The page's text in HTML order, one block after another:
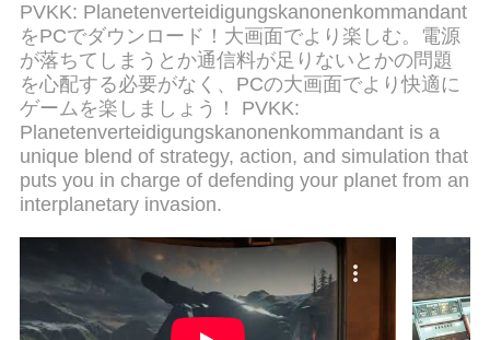
可能性を最大限になる。遊べるだけでなく、より
楽しめる！
PVKK: Planetenverteidigungskanonenkommandant
をPCでダウンロード！大画面でより楽しむ。電源
が落ちてしまうとか通信料が足りないとかの問題
を心配する必要がなく、PCの大画面でより快適に
ゲームを楽しましょう！ PVKK:
Planetenverteidigungskanonenkommandant is a
unique blend of strategy, action, and simulation that
puts you in charge of defending your planet from an
interplanetary invasion.